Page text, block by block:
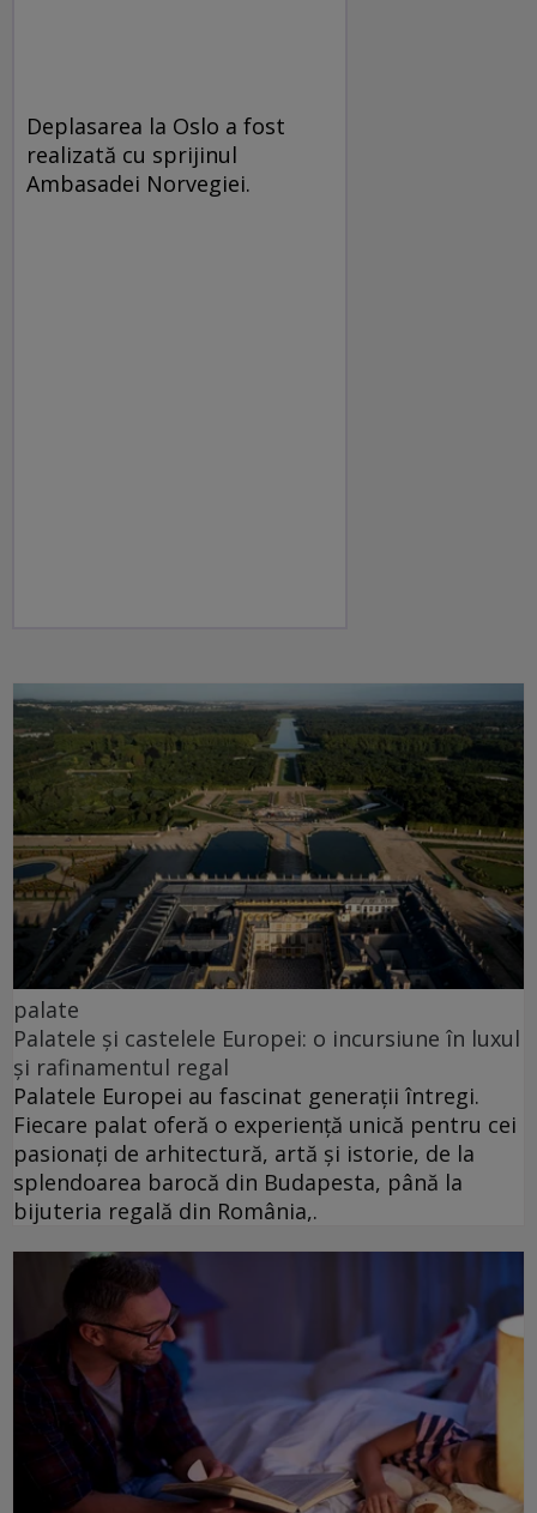
Deplasarea la Oslo a fost
realizată cu sprijinul
Ambasadei Norvegiei.
palate
Palatele și castelele Europei: o incursiune în luxul
și rafinamentul regal
Palatele Europei au fascinat generații întregi.
Fiecare palat oferă o experiență unică pentru cei
pasionați de arhitectură, artă și istorie, de la
splendoarea barocă din Budapesta, până la
bijuteria regală din România,.